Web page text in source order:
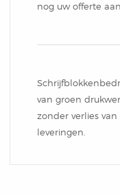
nog uw offerte
van groen
zonder verlies
leveringen.